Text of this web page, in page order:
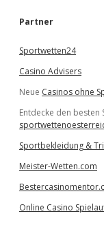
e
Partner
Sportwetten24
Casino Advisers
Neue Casinos ohne
Entdecke den
Sportbekleidung &
Meister-Wetten.com
Online Casino